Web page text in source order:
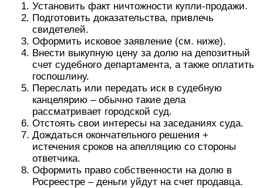
Установить факт ничтожности купли-продажи.
Подготовить доказательства, привлечь
свидетелей.
Оформить исковое заявление (см. ниже).
Внести выкупную цену за долю на депозитный
счет судебного департамента, а также оплатить
госпошлину.
Переслать или передать иск в судебную
канцелярию – обычно такие дела
рассматривает городской суд.
Отстоять свои интересы на заседаниях суда.
Дождаться окончательного решения +
истечения сроков на апелляцию со стороны
ответчика.
Оформить право собственности на долю в
Росреестре – деньги уйдут на счет продавца.